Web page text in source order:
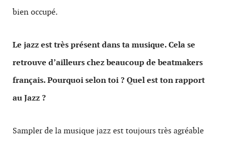
bien occupé.
Le jazz est très présent dans ta musique. Cela se
retrouve d’ailleurs chez beaucoup de beatmakers
français. Pourquoi selon toi ? Quel est ton rapport
au Jazz ?
Sampler de la musique jazz est toujours très agréable